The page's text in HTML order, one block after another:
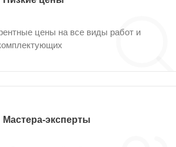
цены на все виды работ и
Мастера-эксперты